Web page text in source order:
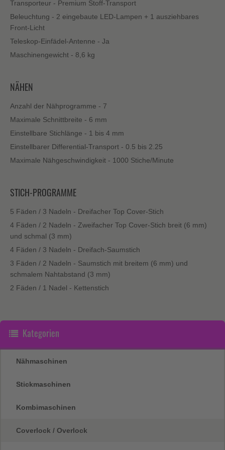
Transporteur - Premium Stoff-Transport
Beleuchtung - 2 eingebaute LED-Lampen + 1 ausziehbares
Front-Licht
Teleskop-Einfädel-Antenne - Ja
Maschinengewicht - 8,6 kg
NÄHEN
Anzahl der Nähprogramme - 7
Maximale Schnittbreite - 6 mm
Einstellbare Stichlänge - 1 bis 4 mm
Einstellbarer Differential-Transport - 0.5 bis 2.25
Maximale Nähgeschwindigkeit - 1000 Stiche/Minute
STICH-PROGRAMME
5 Fäden / 3 Nadeln - Dreifacher Top Cover-Stich
4 Fäden / 2 Nadeln - Zweifacher Top Cover-Stich breit (6 mm)
und schmal (3 mm)
4 Fäden / 3 Nadeln - Dreifach-Saumstich
3 Fäden / 2 Nadeln - Saumstich mit breitem (6 mm) und
schmalem Nahtabstand (3 mm)
2 Fäden / 1 Nadel - Kettenstich
Kategorien
Nähmaschinen
Stickmaschinen
Kombimaschinen
Coverlock / Overlock